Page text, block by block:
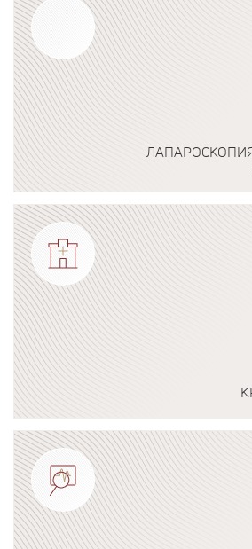
Подробнее о программе
Подробнее о программе